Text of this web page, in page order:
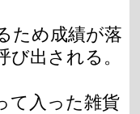
ため成績が落
出される。
て入った雑貨